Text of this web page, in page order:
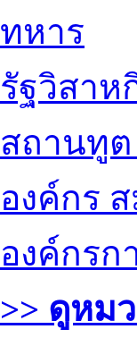
ทหาร
รัฐวิสาห
สถานทู
องค์กร
องค์กรก
>> ดูหม